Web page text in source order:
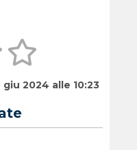
giu 2024 alle 10:23